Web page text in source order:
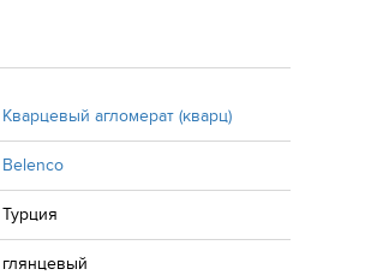
Кварцевый агломерат (кварц)
Belenco
Турция
глянцевый